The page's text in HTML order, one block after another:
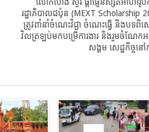
រដ្ឋាភិបាលជប៉ុន (MEXT Scholarship
ត្រូវពាំនាំចំណេះវិជ្ជា ចំណេះធ្វើ និងបទពិ
វិលត្រឡប់មកបម្រើការងារ និងរួមចំណែកអ
សង្គម សេដ្ឋកិច្ចនៅ